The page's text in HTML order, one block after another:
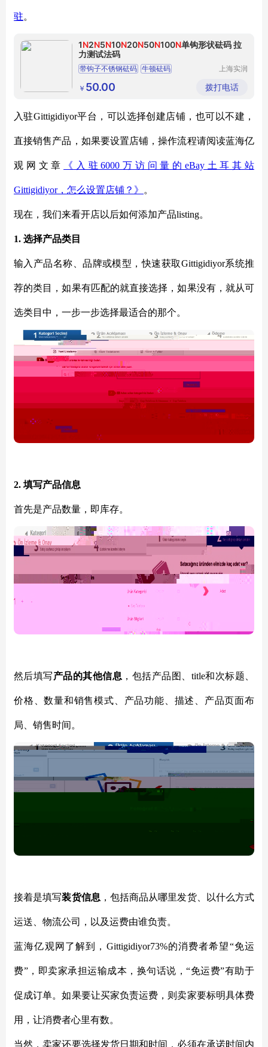
驻。
1N2N5N10N20N50N100N单钩形状砝码 拉
力测试法码
带钩子不锈钢砝码 牛顿砝码
拉力测试砝码
订做不锈钢砝码
上海实润
公司
￥ 50.00 拨打电话
入驻Gittigidiyor平台，可以选择创建店铺，也可以不建，
直接销售产品，如果要设置店铺，操作流程请阅读蓝海亿
观网文章 《入驻6000万访问量的eBay土耳其站
Gittigidiyor，怎么设置店铺？》 。
现在，我们来看开店以后如何添加产品listing。
1. 选择产品类目
输入产品名称、品牌或模型，快速获取Gittigidiyor系统推
荐的类目，如果有匹配的就直接选择，如果没有，就从可
选类目中，一步一步选择最适合的那个。
2. 填写产品信息
首先是产品数量，即库存。
然后填写产品的其他信息 ，包括产品图、title和次标题、
价格、数量和销售模式、产品功能、描述、产品页面布
局、销售时间。
接着是填写装货信息 ，包括商品从哪里发货、以什么方式
运送、物流公司，以及运费由谁负责。
蓝海亿观网了解到，Gittigidiyor73%的消费者希望“免运
费”，即卖家承担运输成本，换句话说，“免运费”有助于
促成订单。如果要让买家负责运费，则卖家要标明具体费
用，让消费者心里有数。
当然，卖家还要选择发货日期和时间，必须在承诺时间内